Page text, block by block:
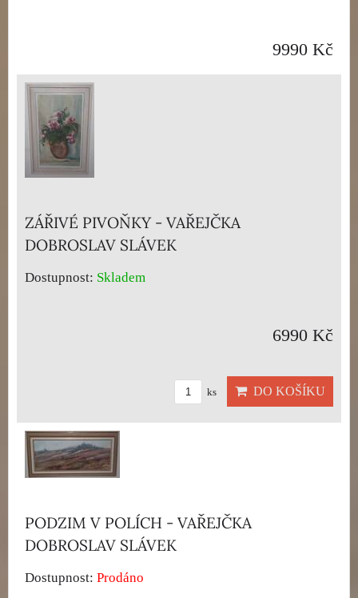
9990 Kč
ZÁŘIVÉ PIVOŇKY - VAŘEJČKA
DOBROSLAV SLÁVEK
Dostupnost: Skladem
6990 Kč
ks DO KOŠÍKU
PODZIM V POLÍCH - VAŘEJČKA
DOBROSLAV SLÁVEK
Dostupnost: Prodáno